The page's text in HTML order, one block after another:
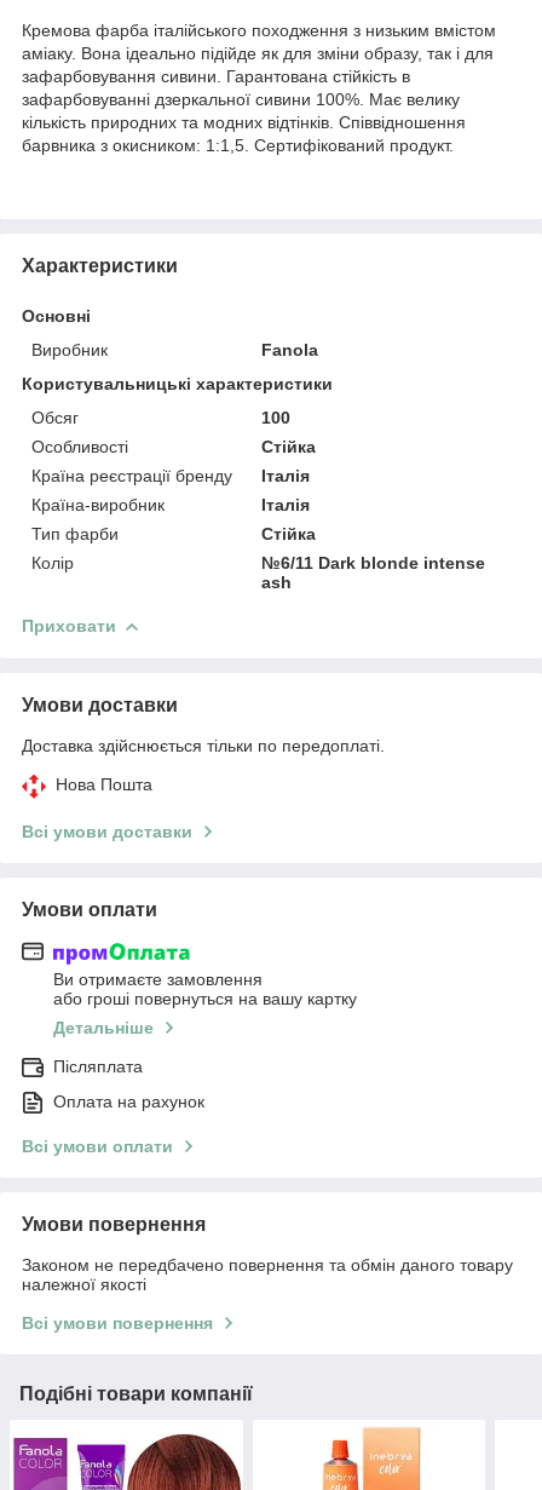
Кремова фарба італійського походження з низьким вмістом
аміаку. Вона ідеально підійде як для зміни образу, так і для
зафарбовування сивини. Гарантована стійкість в
зафарбовуванні дзеркальної сивини 100%. Має велику
кількість природних та модних відтінків. Співвідношення
барвника з окисником: 1:1,5. Сертифікований продукт.
Характеристики
Основні
Виробник
Fanola
Користувальницькі характеристики
Обсяг
100
Особливості
Стійка
Країна реєстрації бренду
Італія
Країна-виробник
Італія
Тип фарби
Стійка
Колір
№6/11 Dark blonde intense
ash
Приховати
Умови доставки
Доставка здійснюється тільки по передоплаті.
Нова Пошта
Всі умови доставки
Умови оплати
Ви отримаєте замовлення
або гроші повернуться на вашу картку
Детальніше
Післяплата
Оплата на рахунок
Всі умови оплати
Умови повернення
Законом не передбачено повернення та обмін даного товару
належної якості
Всі умови повернення
Подібні товари компанії